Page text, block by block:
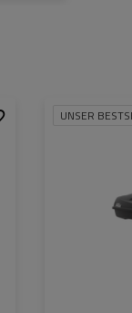
UNSER